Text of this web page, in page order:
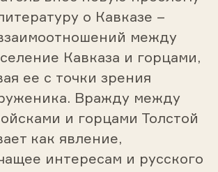
о Кавказе –
между
Кавказа и горцами,
ее с точки зрения
Вражду между
и горцами Толстой
как явление,
интересам и русского